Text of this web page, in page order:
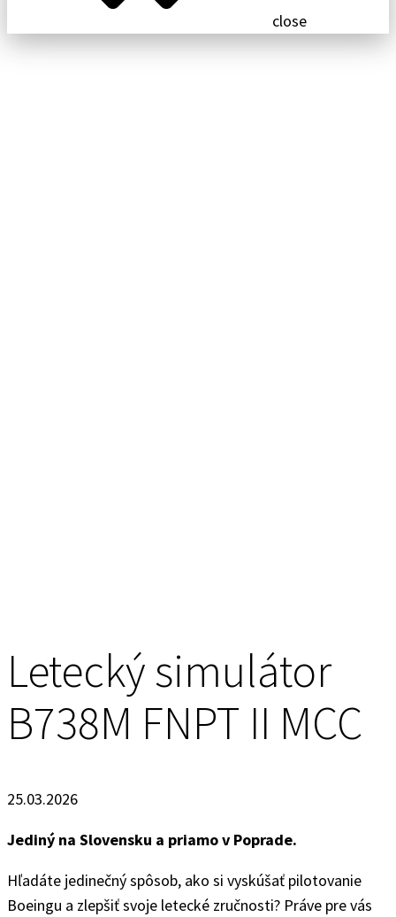
close
Letecký simulátor
B738M FNPT II MCC
25.03.2026
Jediný na Slovensku a priamo v Poprade.
Hľadáte jedinečný spôsob, ako si vyskúšať pilotovanie
Boeingu a zlepšiť svoje letecké zručnosti? Práve pre vás